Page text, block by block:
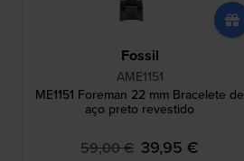
Fossil
AME1151
ME1151 Foreman 22 mm Bracelete de
aço preto revestido
59,00 € 39,95 €